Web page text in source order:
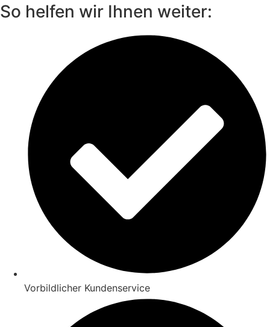
So helfen wir Ihnen weiter:
Vorbildlicher Kundenservice